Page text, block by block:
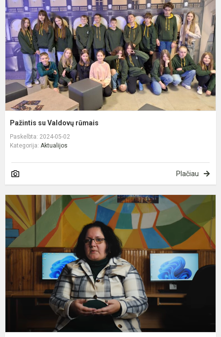
Pažintis su Valdovų rūmais
Paskelbta: 2024-05-02
Kategorija: Aktualijos
Plačiau